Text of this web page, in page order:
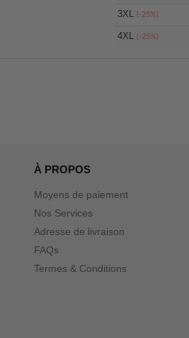
3XL(-25%)
4XL(-25%)
À PROPOS
Moyens de paiement
Nos Services
Adresse de livraison
FAQs
Termes & Conditions